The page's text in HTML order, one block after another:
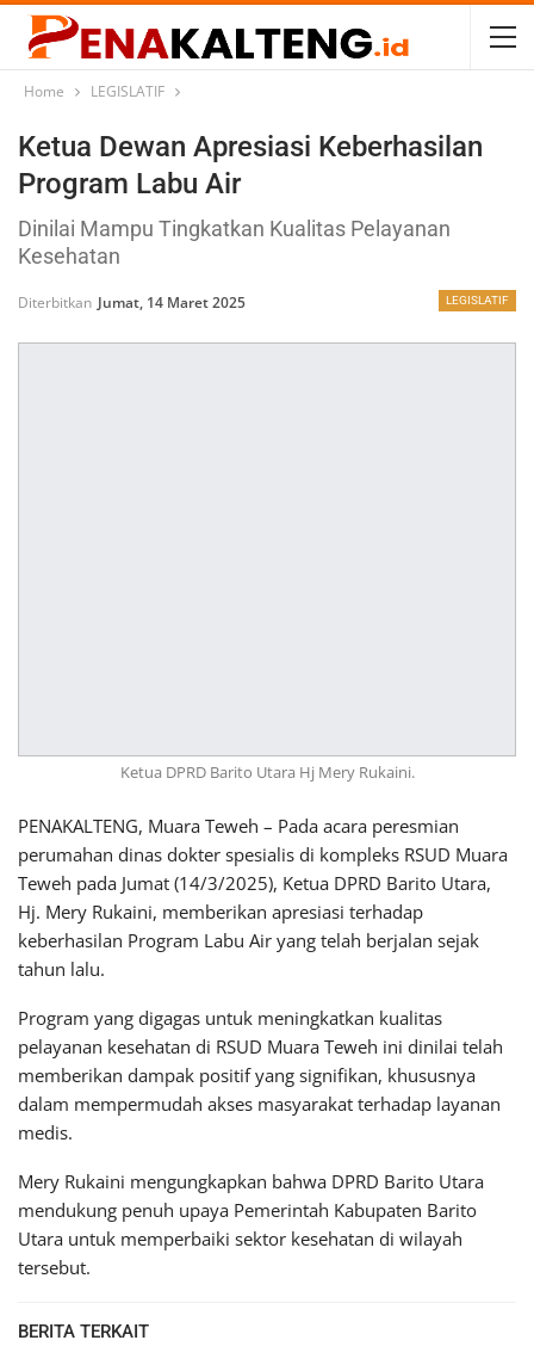
Home LEGISLATIF
Ketua Dewan Apresiasi Keberhasilan
Program Labu Air
Dinilai Mampu Tingkatkan Kualitas Pelayanan
Kesehatan
LEGISLATIF
Diterbitkan Jumat, 14 Maret 2025
Ketua DPRD Barito Utara Hj Mery Rukaini.
PENAKALTENG, Muara Teweh – Pada acara peresmian
perumahan dinas dokter spesialis di kompleks RSUD Muara
Teweh pada Jumat (14/3/2025), Ketua DPRD Barito Utara,
Hj. Mery Rukaini, memberikan apresiasi terhadap
keberhasilan Program Labu Air yang telah berjalan sejak
tahun lalu.
Program yang digagas untuk meningkatkan kualitas
pelayanan kesehatan di RSUD Muara Teweh ini dinilai telah
memberikan dampak positif yang signifikan, khususnya
dalam mempermudah akses masyarakat terhadap layanan
medis.
Mery Rukaini mengungkapkan bahwa DPRD Barito Utara
mendukung penuh upaya Pemerintah Kabupaten Barito
Utara untuk memperbaiki sektor kesehatan di wilayah
tersebut.
BERITA TERKAIT